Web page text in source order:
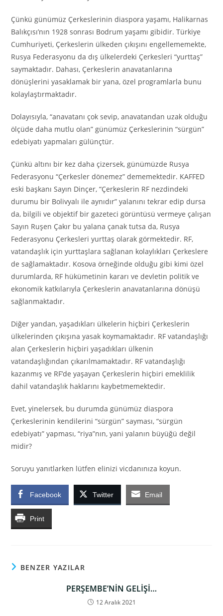
Çünkü günümüz Çerkeslerinin diaspora yaşamı, Halikarnas
Balıkçısı’nın 1928 sonrası Bodrum yaşamı gibidir. Türkiye
Cumhuriyeti, Çerkeslerin ülkeden çıkışını engellememekte,
Rusya Federasyonu da dış ülkelerdeki Çerkesleri “yurttaş”
saymaktadır. Dahası, Çerkeslerin anavatanlarına
dönüşlerini yasaklamak bir yana, özel programlarla bunu
kolaylaştırmaktadır.
Dolayısıyla, “anavatanı çok sevip, anavatandan uzak olduğu
ölçüde daha mutlu olan” günümüz Çerkeslerinin “sürgün”
edebiyatı yapmaları gülünçtür.
Çünkü altını bir kez daha çizersek, günümüzde Rusya
Federasyonu “Çerkesler dönemez” dememektedir. KAFFED
eski başkanı Sayın Dinçer, “Çerkeslerin RF nezdindeki
durumu bir Bolivyalı ile aynıdır” yalanını tekrar edip dursa
da, bilgili ve objektif bir gazeteci görüntüsü vermeye çalışan
Sayın Ruşen Çakır bu yalana çanak tutsa da, Rusya
Federasyonu Çerkesleri yurttaş olarak görmektedir. RF,
vatandaşlık için yurttaşlara sağlanan kolaylıkları Çerkeslere
de sağlamaktadır. Kosova örneğinde olduğu gibi kimi özel
durumlarda, RF hükümetinin kararı ve devletin politik ve
ekonomik katkılarıyla Çerkeslerin anavatanlarına dönüşü
sağlanmaktadır.
Diğer yandan, yaşadıkları ülkelerin hiçbiri Çerkeslerin
ülkelerinden çıkışına yasak koymamaktadır. RF vatandaşlığı
alan Çerkeslerin hiçbiri yaşadıkları ülkenin
vatandaşlığından çıkarılmamaktadır. RF vatandaşlığı
kazanmış ve RF’de yaşayan Çerkeslerin hiçbiri emeklilik
dahil vatandaşlık haklarını kaybetmemektedir.
Evet, yinelersek, bu durumda günümüz diaspora
Çerkeslerinin kendilerini “sürgün” sayması, “sürgün
edebiyatı” yapması, “riya”nın, yani yalanın büyüğü değil
midir?
Soruyu yanıtlarken lütfen elinizi vicdanınıza koyun.
Facebook Twitter Email
Print
BENZER YAZILAR
PERŞEMBE’NİN GELİŞİ…
12 Aralık 2021